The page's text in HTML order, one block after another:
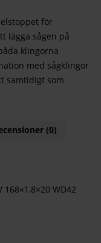
för
lägga sågen på
klingorna
med sågklingor
samtidigt som
(0)
168×1,8×20 WD42